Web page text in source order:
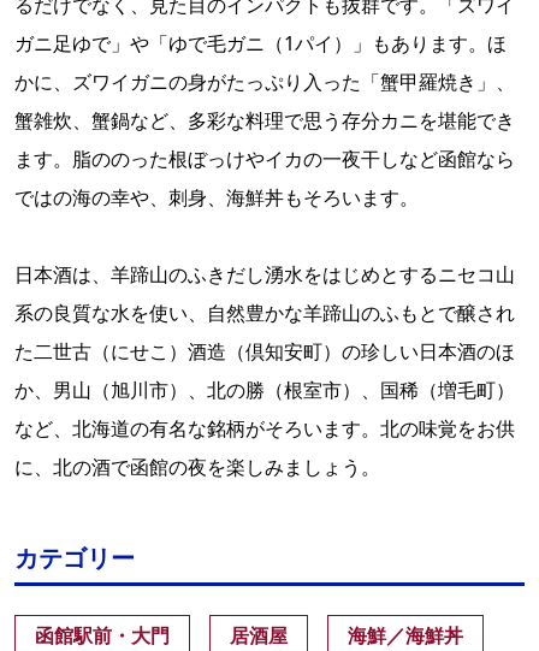
ガニ足ゆで」や「ゆで毛ガニ（1パイ）」もあります。ほ
かに、ズワイガニの身がたっぷり入った「蟹甲羅焼き」、
蟹雑炊、蟹鍋など、多彩な料理で思う存分カニを堪能でき
ます。脂ののった根ぼっけやイカの一夜干しなど函館なら
ではの海の幸や、刺身、海鮮丼もそろいます。
日本酒は、羊蹄山のふきだし湧水をはじめとするニセコ山
系の良質な水を使い、自然豊かな羊蹄山のふもとで醸され
た二世古（にせこ）酒造（倶知安町）の珍しい日本酒のほ
か、男山（旭川市）、北の勝（根室市）、国稀（増毛町）
など、北海道の有名な銘柄がそろいます。北の味覚をお供
に、北の酒で函館の夜を楽しみましょう。
カテゴリー
函館駅前・大門 居酒屋 海鮮／海鮮丼